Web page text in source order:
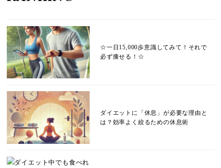
☆一日15,000歩意識してみて！それで
必ず痩せる！☆
ダイエットに「休息」が必要な理由と
は？効率よく絞るための休息術